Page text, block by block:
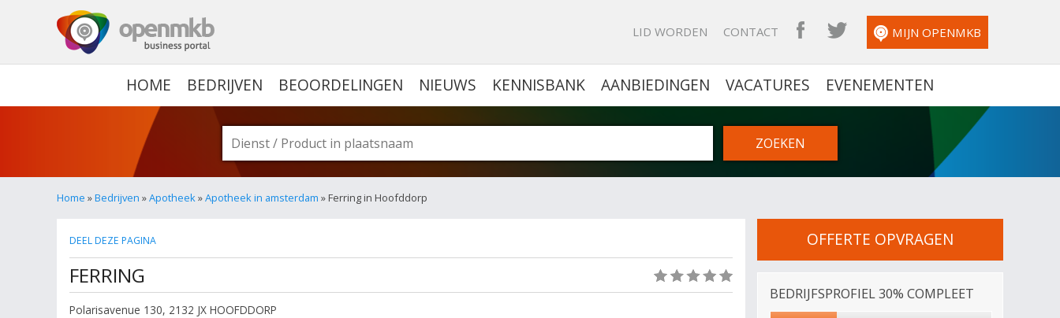
LID WORDEN CONTACT OPENMKB FACEBOOK
OPENMKB TWITTER
MIJN OPENMKB
HOME BEDRIJVEN BEOORDELINGEN NIEUWS KENNISBANK AANBIEDINGEN VACATURES EVENEMENTEN
Home »Bedrijven »Apotheek»Apotheek in amsterdam » Ferring in Hoofddorp
DEEL DEZE PAGINA
FERRING
Polarisavenue 130, 2132 JX HOOFDDORP
OFFERTE OPVRAGEN
BEDRIJFSPROFIEL 30% COMPLEET